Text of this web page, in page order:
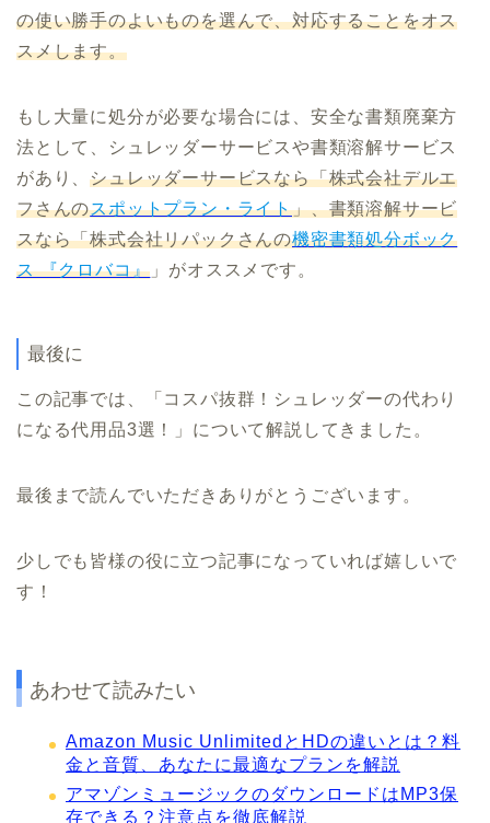
の使い勝手のよいものを選んで、対応することをオス
スメします。
もし大量に処分が必要な場合には、安全な書類廃棄方
法として、シュレッダーサービスや書類溶解サービス
があり、シュレッダーサービスなら「株式会社デルエ
フさんのスポットプラン・ライト」、書類溶解サービ
スなら「株式会社リパックさんの機密書類処分ボック
ス 『クロバコ』 」がオススメです。
最後に
この記事では、「コスパ抜群！シュレッダーの代わり
になる代用品3選！」について解説してきました。
最後まで読んでいただきありがとうございます。
少しでも皆様の役に立つ記事になっていれば嬉しいで
す！
あわせて読みたい
Amazon Music UnlimitedとHDの違いとは？料
金と音質、あなたに最適なプランを解説
アマゾンミュージックのダウンロードはMP3保
存できる？注意点を徹底解説